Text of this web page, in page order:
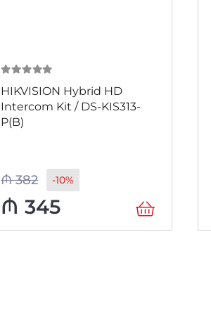
HIKVISION Hybrid HD
Intercom Kit / DS-KIS313-
P(B)
₼382 -10%
₼ 345